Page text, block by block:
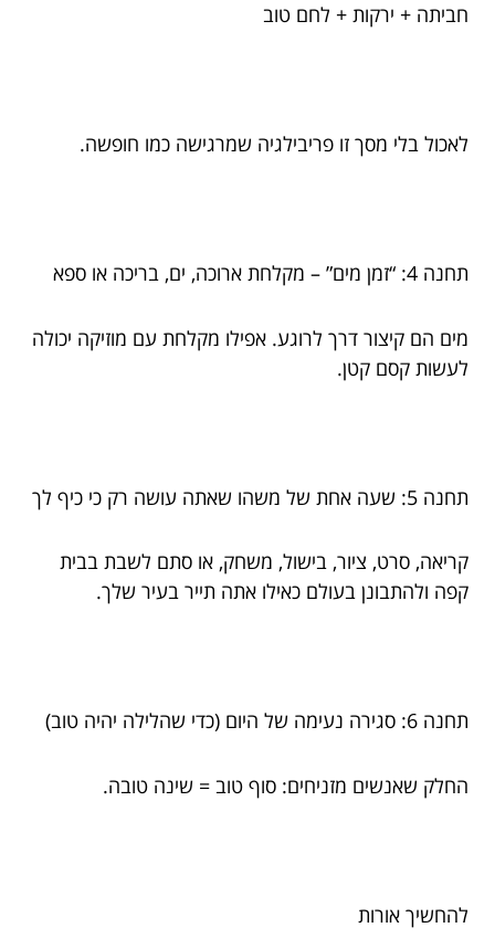
חביתה + ירקות + לחם טוב
לאכול בלי מסך זו פריבילגיה שמרגישה כמו חופשה.
תחנה 4: “זמן מים” – מקלחת ארוכה, ים, בריכה או ספא
מים הם קיצור דרך לרוגע. אפילו מקלחת עם מוזיקה יכולה
לעשות קסם קטן.
תחנה 5: שעה אחת של משהו שאתה עושה רק כי כיף לך
קריאה, סרט, ציור, בישול, משחק, או סתם לשבת בבית
קפה ולהתבונן בעולם כאילו אתה תייר בעיר שלך.
תחנה 6: סגירה נעימה של היום (כדי שהלילה יהיה טוב)
החלק שאנשים מזניחים: סוף טוב = שינה טובה.
להחשיך אורות